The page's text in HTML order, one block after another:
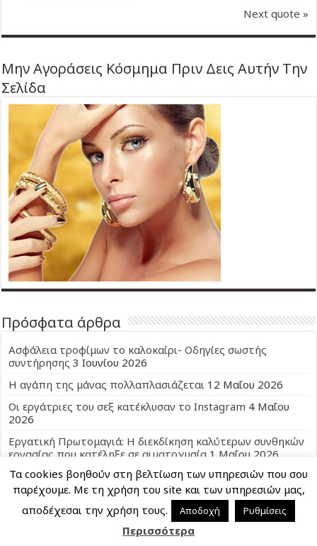
Next quote »
Μην Αγοράσεις Κόσμημα Πριν Δεις Αυτήν Την
Σελίδα
Πρόσφατα άρθρα
Ασφάλεια τροφίμων το καλοκαίρι- Οδηγίες σωστής
συντήρησης 3 Ιουνίου 2026
Η αγάπη της μάνας πολλαπλασιάζεται 12 Μαΐου 2026
Οι εργάτριες του σεξ κατέκλυσαν το Instagram 4 Μαΐου
2026
Εργατική Πρωτομαγιά: Η διεκδίκηση καλύτερων συνθηκών
εργασίας που κατέληξε σε αιματοχυσία 1 Μαΐου 2026
Παγκόσμια Ημέρα κατά του Παιδικού Καρκίνου: Τα
περισσότερα παιδιά βγαίνουν νικητές 15 Φεβρουαρίου
2026
Μαθήματα ζωής που μας διδάσκουν τα παιδιά μας! 16
Τα cookies βοηθούν στη βελτίωση των υπηρεσιών που σου
παρέχουμε. Με τη χρήση του site και των υπηρεσιών μας,
αποδέχεσαι την χρήση τους.
Αποδοχή Ρυθμίσεις
Περισσότερα